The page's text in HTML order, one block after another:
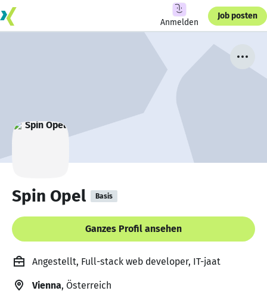
Anmelden
Job posten
Spin Opel Basis
Ganzes Profil ansehen
Angestellt, Full-stack web developer, IT-jaat
Vienna, Österreich